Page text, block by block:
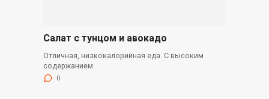
Салат с тунцом и авокадо
Отличная, низкокалорийная еда. С высоким
содержанием
0